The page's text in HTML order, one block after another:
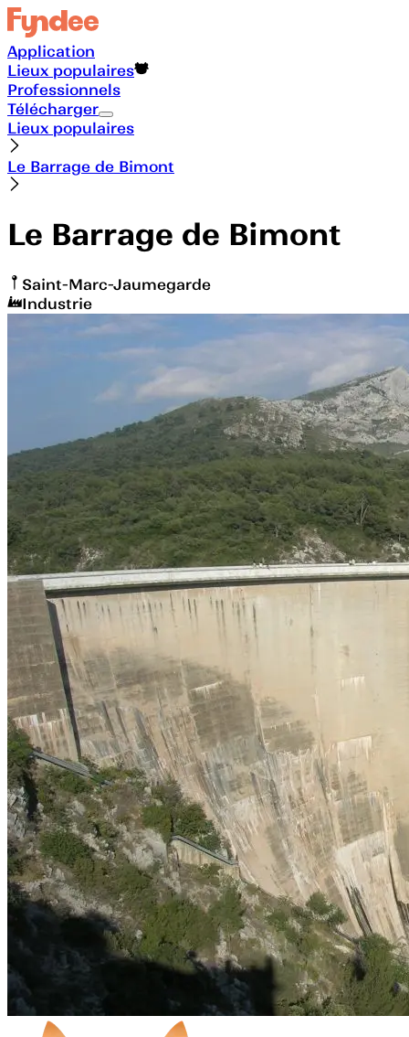
Application
Lieux populaires
Professionnels
Télécharger
Lieux populaires
Le Barrage de Bimont
Le Barrage de Bimont
Saint-Marc-Jaumegarde
Industrie